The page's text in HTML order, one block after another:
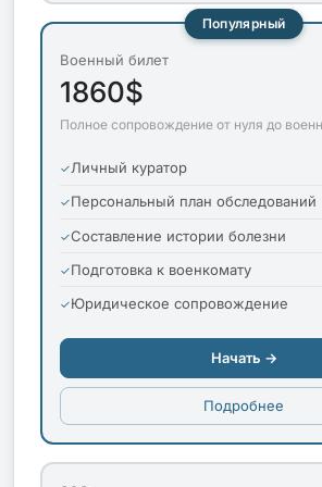
Популярный
Военный билет
1860$
Полное сопровождение от нуля до
Личный куратор
Персональный план обследований
Составление истории болезни
Подготовка к военкомату
Юридическое сопровождение
Начать →
Подробнее